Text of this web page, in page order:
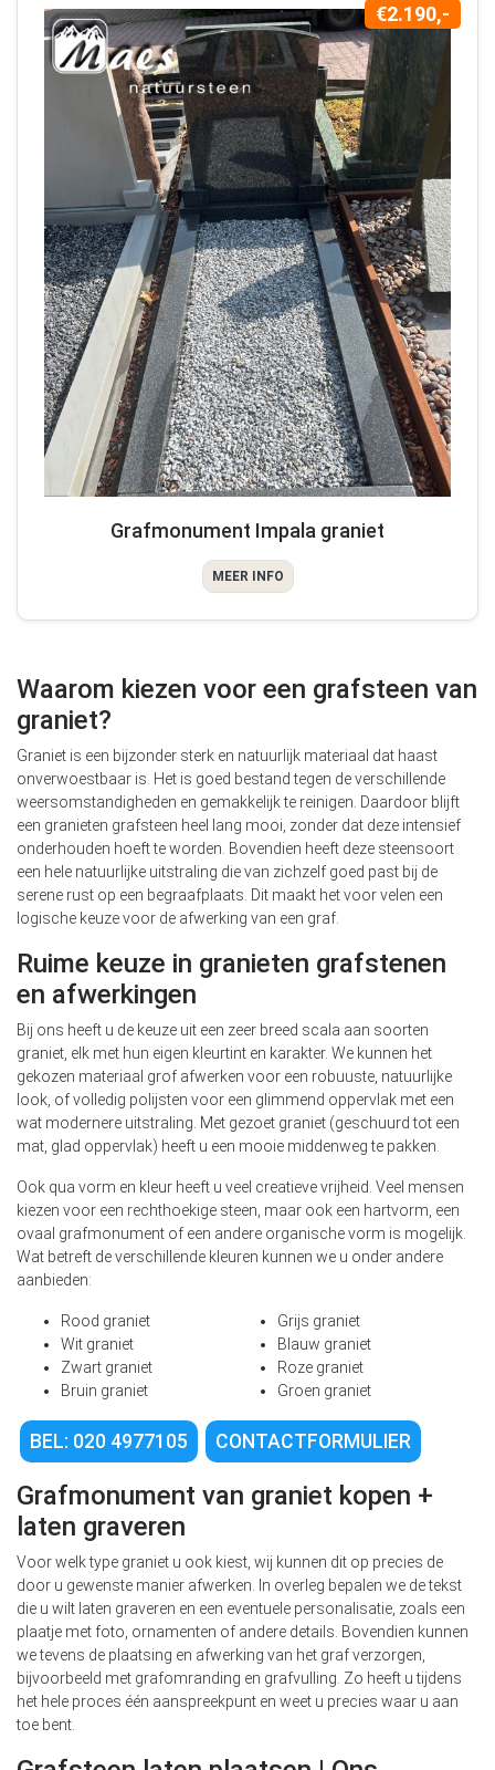
€2.190,-
Grafmonument Impala graniet
MEER INFO
Waarom kiezen voor een grafsteen van
graniet?
Graniet is een bijzonder sterk en natuurlijk materiaal dat haast
onverwoestbaar is. Het is goed bestand tegen de verschillende
weersomstandigheden en gemakkelijk te reinigen. Daardoor blijft
een granieten grafsteen heel lang mooi, zonder dat deze intensief
onderhouden hoeft te worden. Bovendien heeft deze steensoort
een hele natuurlijke uitstraling die van zichzelf goed past bij de
serene rust op een begraafplaats. Dit maakt het voor velen een
logische keuze voor de afwerking van een graf.
Ruime keuze in granieten grafstenen
en afwerkingen
Bij ons heeft u de keuze uit een zeer breed scala aan soorten
graniet, elk met hun eigen kleurtint en karakter. We kunnen het
gekozen materiaal grof afwerken voor een robuuste, natuurlijke
look, of volledig polijsten voor een glimmend oppervlak met een
wat modernere uitstraling. Met gezoet graniet (geschuurd tot een
mat, glad oppervlak) heeft u een mooie middenweg te pakken.
Ook qua vorm en kleur heeft u veel creatieve vrijheid. Veel mensen
kiezen voor een rechthoekige steen, maar ook een hartvorm, een
ovaal grafmonument of een andere organische vorm is mogelijk.
Wat betreft de verschillende kleuren kunnen we u onder andere
aanbieden:
Rood graniet
Wit graniet
Zwart graniet
Bruin graniet
Grijs graniet
Blauw graniet
Roze graniet
Groen graniet
BEL: 020 4977105 CONTACTFORMULIER
Grafmonument van graniet kopen +
laten graveren
Voor welk type graniet u ook kiest, wij kunnen dit op precies de
door u gewenste manier afwerken. In overleg bepalen we de tekst
die u wilt laten graveren en een eventuele personalisatie, zoals een
plaatje met foto, ornamenten of andere details. Bovendien kunnen
we tevens de plaatsing en afwerking van het graf verzorgen,
bijvoorbeeld met grafomranding en grafvulling. Zo heeft u tijdens
het hele proces één aanspreekpunt en weet u precies waar u aan
toe bent.